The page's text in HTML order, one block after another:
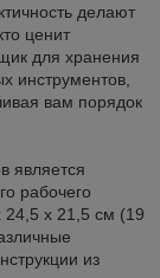
делают
ценит
для хранения
инструментов,
вам порядок
является
рабочего
24,5 x 21,5 см (19
из